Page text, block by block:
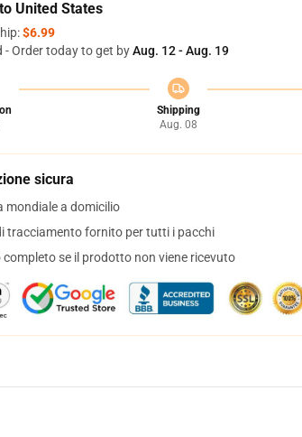
United States
$6.99
- Order today to get byAug. 12 - Aug. 19
Shipping
Aug. 08
sicura
mondiale a domicilio
tracciamento fornito per tutti i pacchi
completo se il prodotto non viene ricevuto